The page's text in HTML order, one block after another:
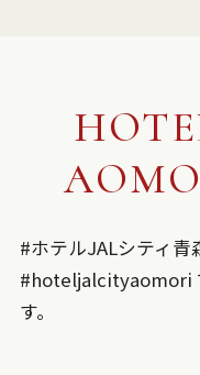
#ホテルJALシティ
#hoteljalcityaomori
す。